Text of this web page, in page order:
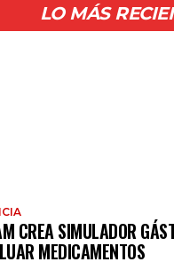
LO MÁS
CREA SIMULADOR
MEDICAMENTOS